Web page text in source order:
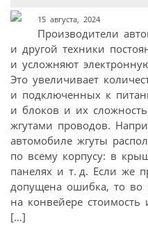
15 августа, 2024
Производители
и другой техники
и усложняют
Это увеличивает
и подключенных к
и блоков и их
жгутами проводов.
автомобиле жгуты
по всему корпусу: в
панелях и т. д. Если же
допущена ошибка, то во
на конвейере
[…]